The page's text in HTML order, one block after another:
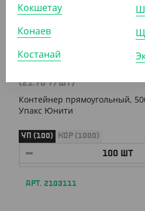
(21.70₸/ШТ)
Контейнер прямоугольный,
Упакс Юнити
УП (100) КОР (1000)
АРТ. 2103111
Кокшетау
Конаев
Костанай